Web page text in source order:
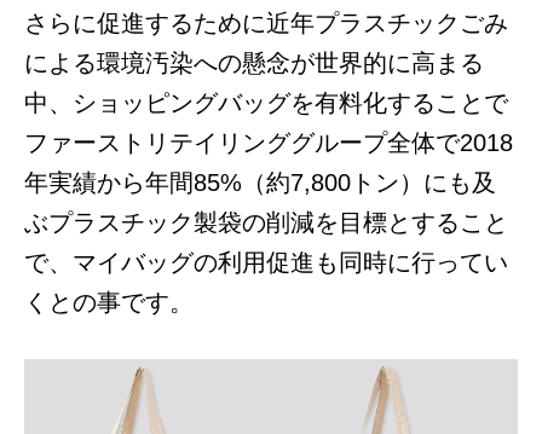
さらに促進するために近年プラスチックごみ
による環境汚染への懸念が世界的に高まる
中、ショッピングバッグを有料化することで
ファーストリテイリンググループ全体で2018
年実績から年間85%（約7,800トン）にも及
ぶプラスチック製袋の削減を目標とすること
で、マイバッグの利用促進も同時に行ってい
くとの事です。